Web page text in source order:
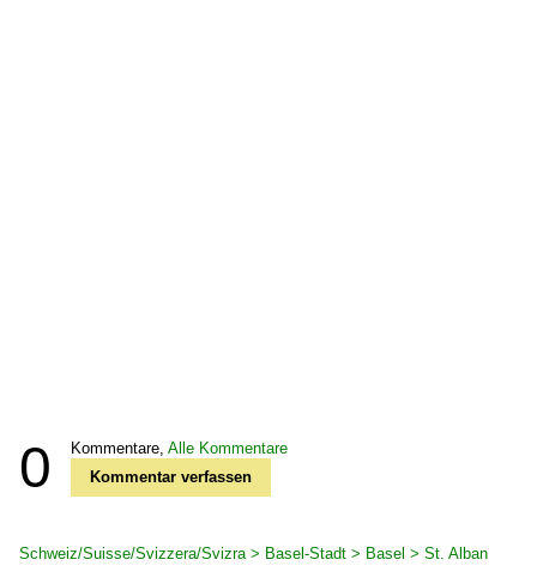
0 Kommentare, Alle Kommentare
Kommentar verfassen
Schweiz/Suisse/Svizzera/Svizra > Basel-Stadt > Basel > St. Alban